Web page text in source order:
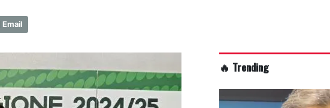
Email
🔥 Trending